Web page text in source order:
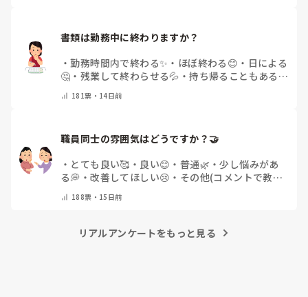
書類は勤務中に終わりますか？
・勤務時間内で終わる✨ ・ ほぼ終わる😊 ・ 日による
🤔 ・ 残業して終わらせる💦 ・持ち帰ることもある
181票・ 14日前
職員同士の雰囲気はどうですか？🤝
・ とても良い🥰 ・ 良い😊 ・ 普通🌿 ・少し悩みがあ
る💭 ・改善してほしい😢 ・ その他(コメントで教え
188票・ 15日前
リアルアンケートをもっと見る